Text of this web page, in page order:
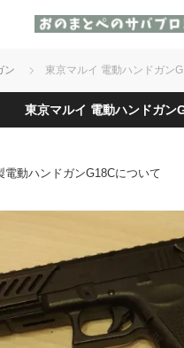
ン 東京マルイ 電動ハンドガン
東京マルイ 電動ハンドガン
電動ハンドガンG18Cについて